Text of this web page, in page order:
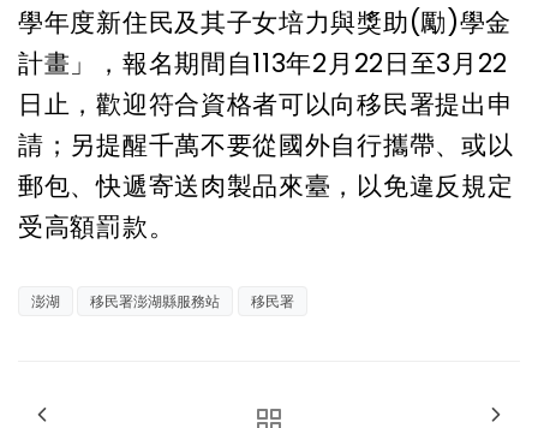
學年度新住民及其子女培力與獎助(勵)學金
計畫」，報名期間自113年2月22日至3月22
日止，歡迎符合資格者可以向移民署提出申
請；另提醒千萬不要從國外自行攜帶、或以
郵包、快遞寄送肉製品來臺，以免違反規定
受高額罰款。
澎湖 移民署澎湖縣服務站 移民署